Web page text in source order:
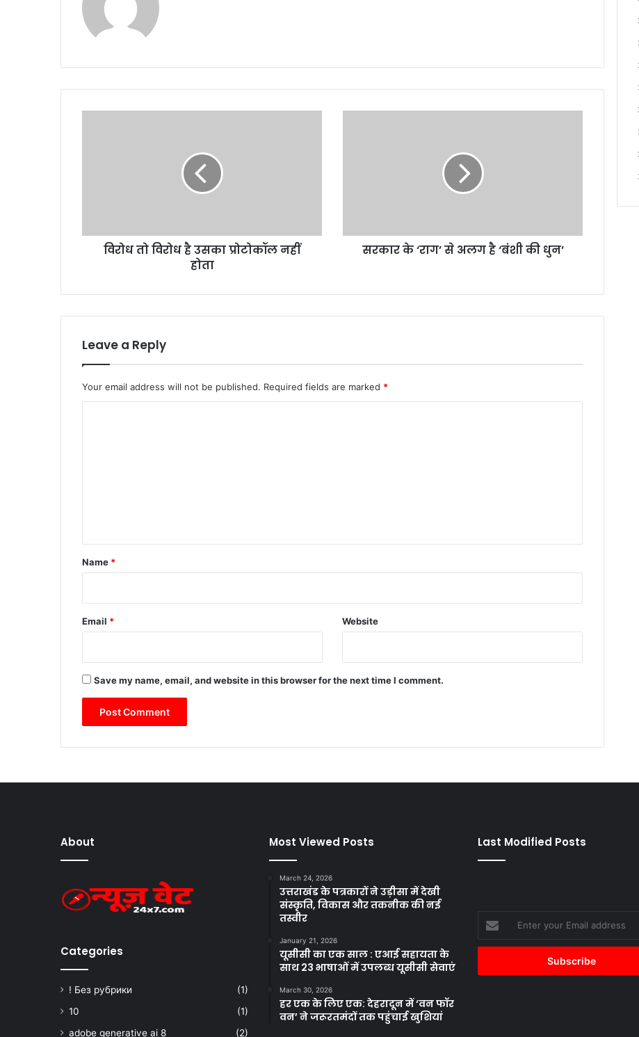
विरोध तो विरोध है उसका प्रोटोकॉल नहीं
होता
धुन’
सरकार के ‘राग’ से अलग है ‘बंशी की धुन’
Leave a Reply
Your email address will not be published. Required fields are marked *
*
Name *
Email * Website
Save my name, email, and website in this browser for the next time I comment.
About
Categories
! Без рубрики
(1)
10
(1)
adobe generative ai 8
(2)
Most Viewed Posts
March 24, 2026
उत्तराखंड के पत्रकारों ने उड़ीसा में देखी
संस्कृति, विकास और तकनीक की नई
तस्वीर
January 21, 2026
यूसीसी का एक साल : एआई सहायता के
साथ 23 भाषाओं में उपलब्ध यूसीसी सेवाएं
March 30, 2026
हर एक के लिए एक: देहरादून में ‘वन फॉर
वन’ ने जरूरतमंदों तक पहुंचाई खुशियां
Last Modified Posts
your
Email